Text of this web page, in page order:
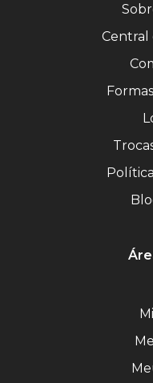
Central